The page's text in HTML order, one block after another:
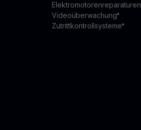
Elektromotorenreparaturen
Videoüberwachung
Zutrittkontrollsysteme